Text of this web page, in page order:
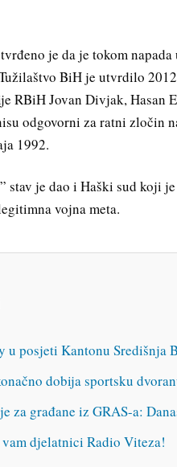
je da je tokom
BiH je utvrdilo
RBiH Jovan Divjak, Hasan
odgovorni za ratni zločin
1992.
stav je dao i Haški sud koji
vojna meta.
u posjeti Kantonu Središnja
dobija sportsku
za građane iz GRAS-a:
vam djelatnici Radio Viteza!